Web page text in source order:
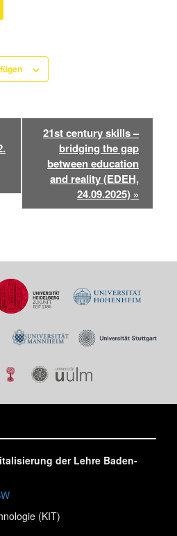
21st century skills –
bridging the gap
between education
and reality (EDEH,
24.09.2025) »
der Lehre Baden-
(KIT)